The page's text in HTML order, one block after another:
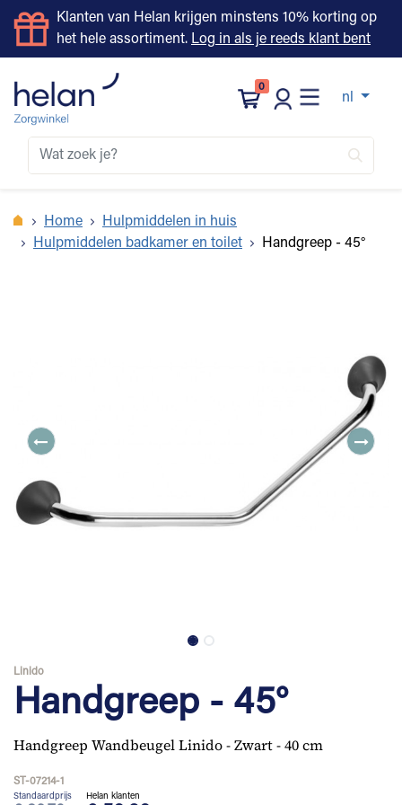
Klanten van Helan krijgen minstens 10% korting op
het hele assortiment. Log in als je reeds klant bent
0
nl
Home
Hulpmiddelen in huis
Hulpmiddelen badkamer en toilet
Handgreep - 45°
Linido
Handgreep - 45°
Handgreep Wandbeugel Linido - Zwart - 40 cm
ST-07214-1
Standaardprijs Helan klanten